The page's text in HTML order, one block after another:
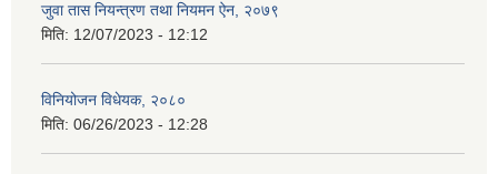
जुवा तास नियन्त्रण तथा नियमन ऐन, २०७९
मिति: 12/07/2023 - 12:12
विनियोजन विधेयक, २०८०
मिति: 06/26/2023 - 12:28